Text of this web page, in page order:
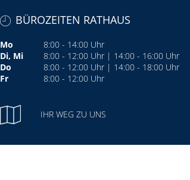
BÜROZEITEN RATHAUS
Mo
8:00 - 14:00 Uhr
Di, Mi
8:00 - 12:00 Uhr | 14:00 - 16:00 Uhr
Do
8:00 - 12:00 Uhr | 14:00 - 18:00 Uhr
Fr
8:00 - 12:00 Uhr
IHR WEG ZU UNS